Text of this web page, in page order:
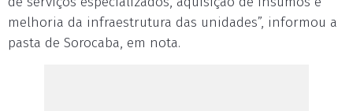
melhoria da infraestrutura das unidades”, informou a
pasta de Sorocaba, em nota.